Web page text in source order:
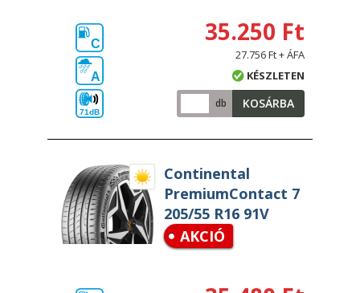
C
A
71dB
35.250 Ft
27.756 Ft + ÁFA
KÉSZLETEN
db KOSÁRBA
Continental
PremiumContact 7
205/55 R16 91V
AKCIÓ